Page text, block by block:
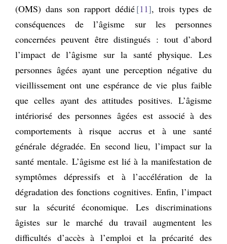
(OMS) dans son rapport dédié 11 , trois types de
conséquences de l’âgisme sur les personnes
concernées peuvent être distingués : tout d’abord
l’impact de l’âgisme sur la santé physique. Les
personnes âgées ayant une perception négative du
vieillissement ont une espérance de vie plus faible
que celles ayant des attitudes positives. L’âgisme
intériorisé des personnes âgées est associé à des
comportements à risque accrus et à une santé
générale dégradée. En second lieu, l’impact sur la
santé mentale. L’âgisme est lié à la manifestation de
symptômes dépressifs et à l’accélération de la
dégradation des fonctions cognitives. Enfin, l’impact
sur la sécurité économique. Les discriminations
âgistes sur le marché du travail augmentent les
difficultés d’accès à l’emploi et la précarité des